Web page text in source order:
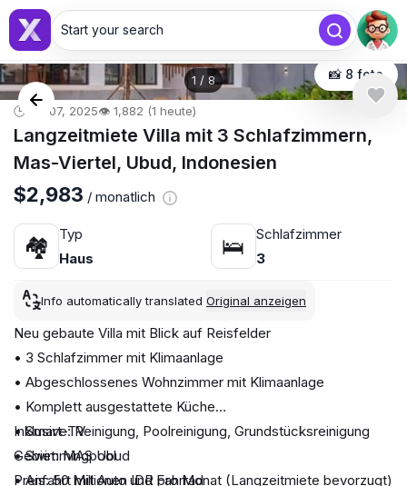
Start your search
1 / 8 📸 8 foto
🕒 Jul 07, 2025👁️ 1,882 (1 heute)
Langzeitmiete Villa mit 3 Schlafzimmern,
Mas-Viertel, Ubud, Indonesien
$2,983 / monatlich
🏘
Typ
Haus
🛌
Schlafzimmer
3
Info automatically translated Original anzeigen
Neu gebaute Villa mit Blick auf Reisfelder
• 3 Schlafzimmer mit Klimaanlage
• Abgeschlossenes Wohnzimmer mit Klimaanlage
• Komplett ausgestattete Küche
• Smart-TV
• Swimmingpool
• Anfahrt mit Auto und Fahrrad
Inklusive: Reinigung, Poolreinigung, Grundstücksreinigung
Gebiet: MAS Ubud
Preis: 50 Millionen IDR pro Monat (Langzeitmiete bevorzugt)